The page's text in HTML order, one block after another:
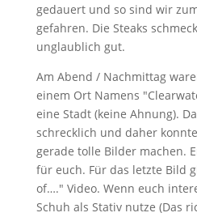
gedauert und so sind wir
gefahren. Die Steaks
unglaublich gut.
Am Abend / Nachmittag
einem Ort Namens
eine Stadt (keine Ahnung).
schrecklich und daher
gerade tolle Bilder machen.
für euch. Für das letzte Bild
of…." Video. Wenn euch
Schuh als Stativ nutze (Das